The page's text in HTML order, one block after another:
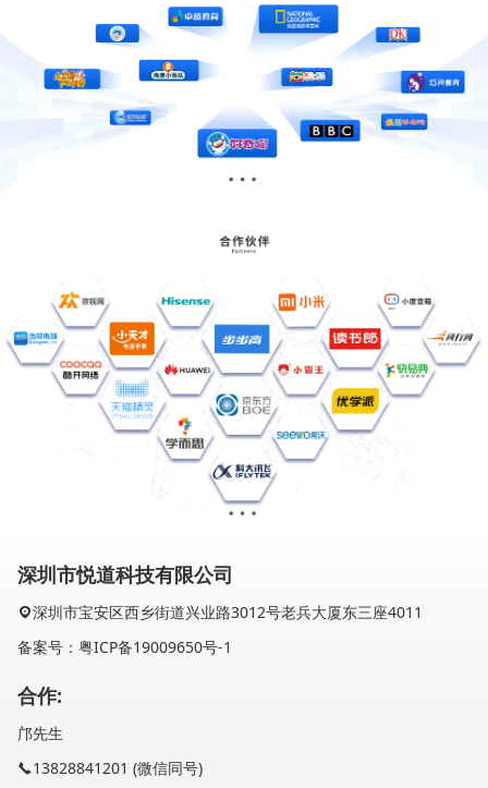
深圳市悦道科技有限公司
深圳市宝安区西乡街道兴业路3012号老兵大厦东三座4011
备案号：粤ICP备19009650号-1
合作:
邝先生
13828841201 (微信同号)